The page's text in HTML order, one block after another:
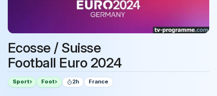
Ecosse / Suisse
Football Euro 2024
Sport Foot 2h France